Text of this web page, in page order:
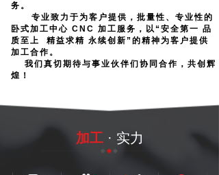
务。
专业致力于为客户提供，批量性、专业性的
卧式加工中心 CNC 加工服务，以“安全第一 品
质至上 精益求精 永续创新”的精神为客户提供
加工合作。
我们真切期待与事业伙伴们协同合作，共创辉
煌！
加工 · 实力